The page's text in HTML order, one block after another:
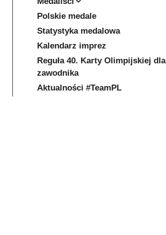
Polskie medale
Statystyka medalowa
Kalendarz imprez
Reguła 40. Karty Olimpijskiej dla
zawodnika
Aktualności #TeamPL